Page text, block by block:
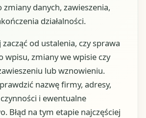
danych, zawieszenia,
działalności.
od ustalenia, czy sprawa
wpisu, zmiany we wpisie czy
lub wznowieniu.
nazwę firmy, adresy,
i ewentualne
Błąd na tym etapie najczęściej